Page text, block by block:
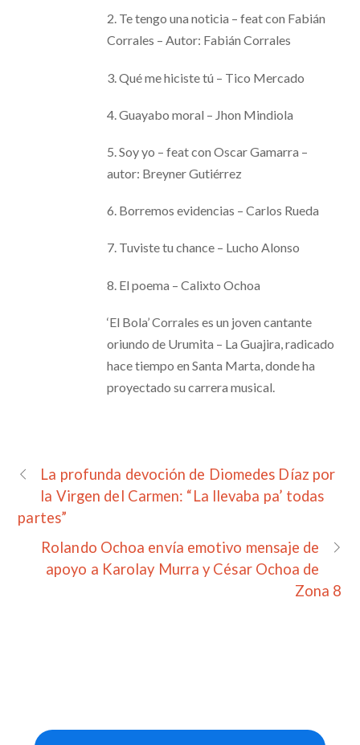
2. Te tengo una noticia – feat con Fabián
Corrales – Autor: Fabián Corrales
3. Qué me hiciste tú – Tico Mercado
4. Guayabo moral – Jhon Mindiola
5. Soy yo – feat con Oscar Gamarra –
autor: Breyner Gutiérrez
6. Borremos evidencias – Carlos Rueda
7. Tuviste tu chance – Lucho Alonso
8. El poema – Calixto Ochoa
‘El Bola’ Corrales es un joven cantante
oriundo de Urumita – La Guajira, radicado
hace tiempo en Santa Marta, donde ha
proyectado su carrera musical.
La profunda devoción de Diomedes Díaz por
la Virgen del Carmen: “La llevaba pa’ todas
partes”
Rolando Ochoa envía emotivo mensaje de
apoyo a Karolay Murra y César Ochoa de
Zona 8